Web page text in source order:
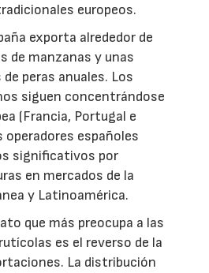
europeos.
exporta alrededor de
de manzanas y unas
peras anuales. Los
siguen concentrándose
(Francia, Portugal e
operadores españoles
significativos por
en mercados de la
y Latinoamérica.
que más preocupa a las
es el reverso de la
La distribución